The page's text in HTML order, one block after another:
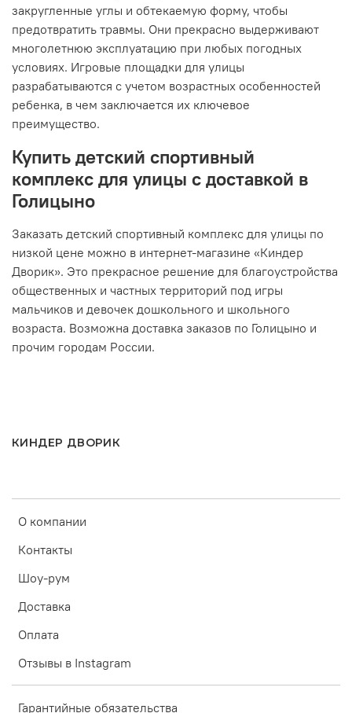
закругленные углы и обтекаемую форму, чтобы
предотвратить травмы. Они прекрасно выдерживают
многолетнюю эксплуатацию при любых погодных
условиях. Игровые площадки для улицы
разрабатываются с учетом возрастных особенностей
ребенка, в чем заключается их ключевое
преимущество.
Купить детский спортивный
комплекс для улицы с доставкой в
Голицыно
Заказать детский спортивный комплекс для улицы по
низкой цене можно в интернет-магазине «Киндер
Дворик». Это прекрасное решение для благоустройства
общественных и частных территорий под игры
мальчиков и девочек дошкольного и школьного
возраста. Возможна доставка заказов по Голицыно и
прочим городам России.
КИНДЕР ДВОРИК
О компании
Контакты
Шоу-рум
Доставка
Оплата
Отзывы в Instagram
Гарантийные обязательства